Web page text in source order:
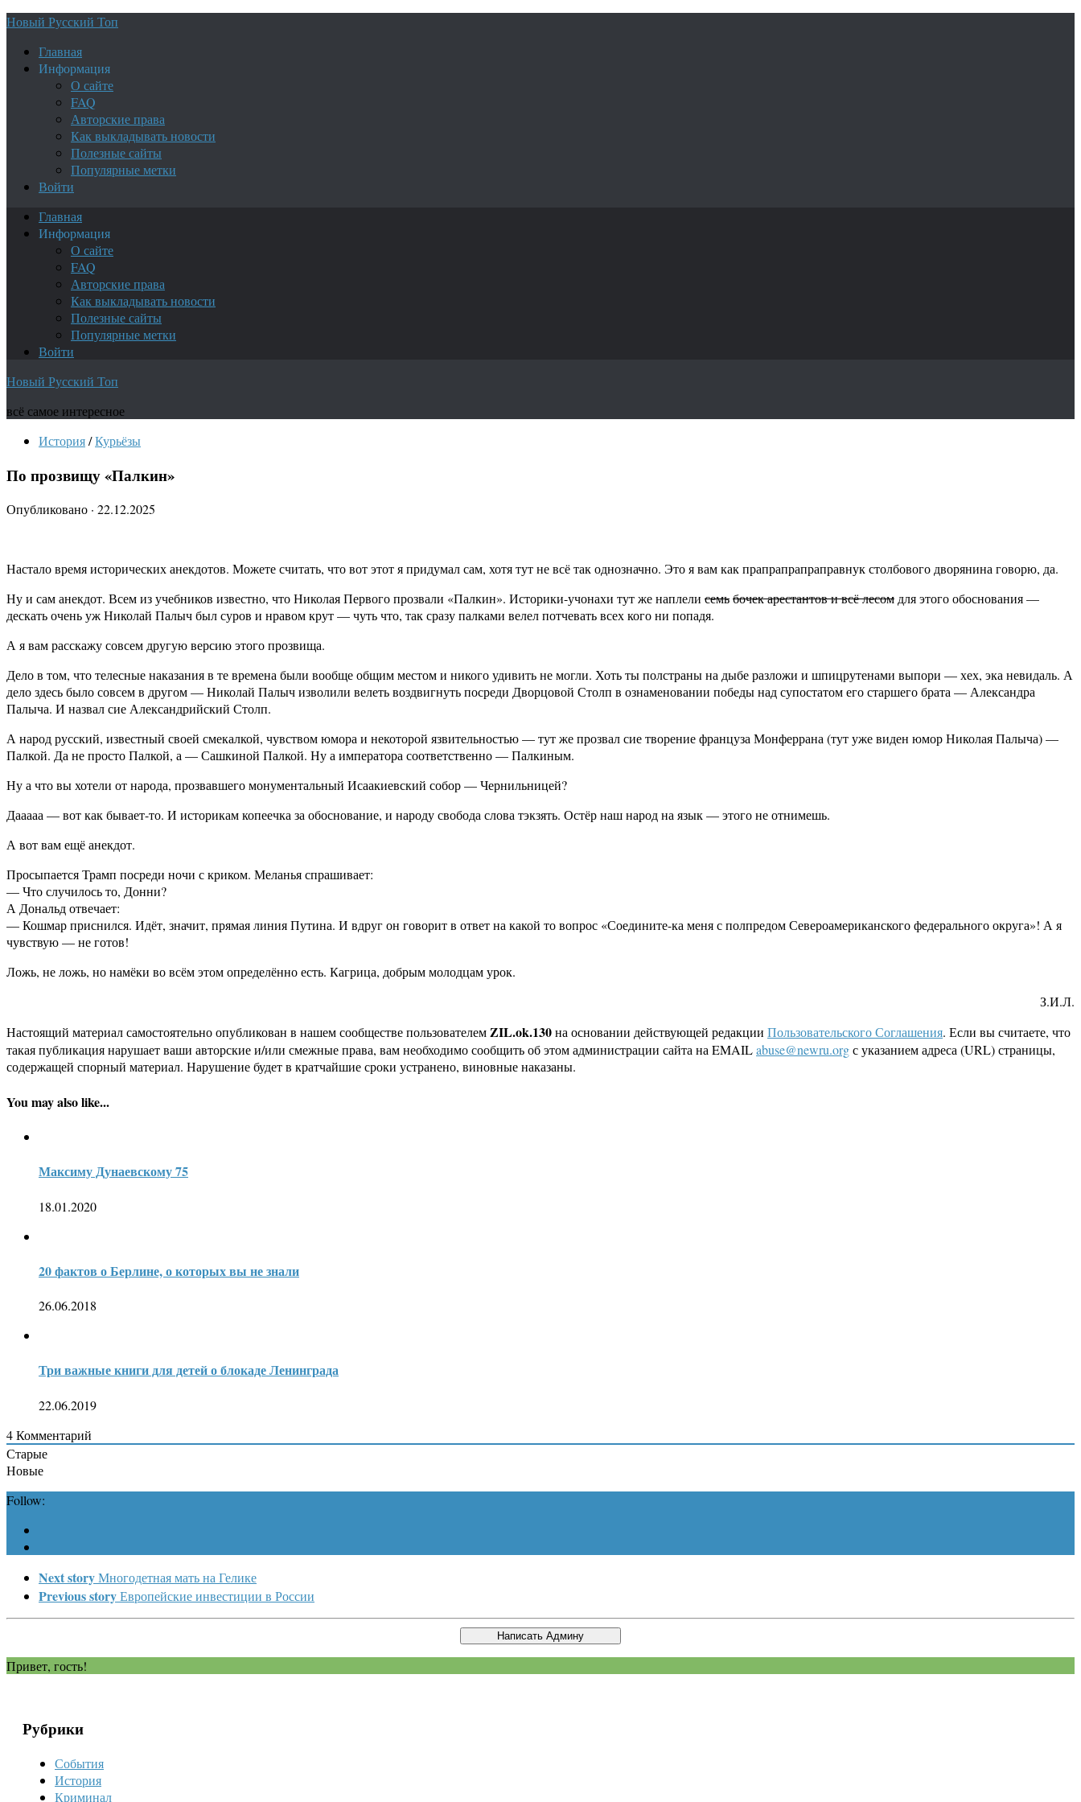
Новый Русский Топ
Главная
Информация
О сайте
FAQ
Авторские права
Как выкладывать новости
Полезные сайты
Популярные метки
Войти
Главная
Информация
О сайте
FAQ
Авторские права
Как выкладывать новости
Полезные сайты
Популярные метки
Войти
Новый Русский Топ
всё самое интересное
История/Курьёзы
По прозвищу «Палкин»
Опубликовано · 22.12.2025
Настало время исторических анекдотов. Можете считать, что вот этот я придумал сам, хотя тут не всё так однозначно. Это я вам как прапрапрапраправнук столбового дворянина говорю, да.
Ну и сам анекдот. Всем из учебников известно, что Николая Первого прозвали «Палкин». Историки-учонахи тут же наплели семьбочек арестантов и всё лесомдля этого обоснования —
дескать очень уж Николай Палыч был суров и нравом крут — чуть что, так сразу палками велел потчевать всех кого ни попадя.
А я вам расскажу совсем другую версию этого прозвища.
Дело в том, что телесные наказания в те времена были вообще общим местом и никого удивить не могли. Хоть ты полстраны на дыбе разложи и шпицрутенами выпори — хех, эка невидаль. А
дело здесь было совсем в другом — Николай Палыч изволили велеть воздвигнуть посреди Дворцовой Столп в ознаменовании победы над супостатом его старшего брата — Александра
Палыча. И назвал сие Александрийский Столп.
А народ русский, известный своей смекалкой, чувством юмора и некоторой язвительностью — тут же прозвал сие творение француза Монферрана (тут уже виден юмор Николая Палыча) —
Палкой. Да не просто Палкой, а — Сашкиной Палкой. Ну а императора соответственно — Палкиным.
Ну а что вы хотели от народа, прозвавшего монументальный Исаакиевский собор — Чернильницей?
Дааааа — вот как бывает-то. И историкам копеечка за обоснование, и народу свобода слова тэкзять. Остёр наш народ на язык — этого не отнимешь.
А вот вам ещё анекдот.
Просыпается Трамп посреди ночи с криком. Меланья спрашивает:
— Что случилось то, Донни?
А Дональд отвечает:
— Кошмар приснился. Идёт, значит, прямая линия Путина. И вдруг он говорит в ответ на какой то вопрос «Соедините-ка меня с полпредом Североамериканского федерального округа»! А я
чувствую — не готов!
Ложь, не ложь, но намёки во всём этом определённо есть. Кагрица, добрым молодцам урок.
З.И.Л.
Настоящий материал самостоятельно опубликован в нашем сообществе пользователемZIL.ok.130на основании действующей редакции Пользовательского Соглашения. Если вы считаете, что
такая публикация нарушает ваши авторские и/или смежные права, вам необходимо сообщить об этом администрации сайта на EMAILabuse@newru.orgс указанием адреса (URL) страницы,
содержащей спорный материал. Нарушение будет в кратчайшие сроки устранено, виновные наказаны.
You may also like...
Максиму Дунаевскому 75
18.01.2020
20 фактов о Берлине, о которых вы не знали
26.06.2018
Три важные книги для детей о блокаде Ленинграда
22.06.2019
4Комментарий
Старые
Новые
Follow:
Next storyМногодетная мать на Гелике
Previous storyЕвропейские инвестиции в России
Привет, гость!
Рубрики
События
История
Криминал